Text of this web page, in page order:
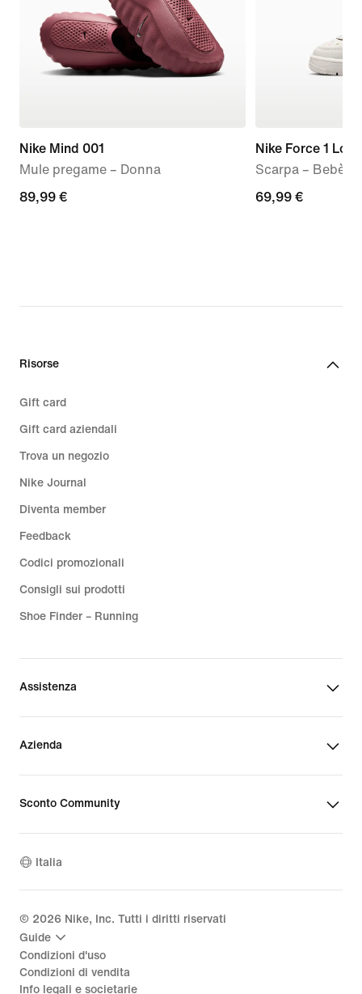
Nike Mind 001
Mule pregame – Donna
89,99
89,99 €
Nike Force 1 Low
Scarpa – Bebè e
69,99
69,99 €
Risorse
Gift card
Gift card aziendali
Trova un negozio
Nike Journal
Diventa member
Feedback
Codici promozionali
Consigli sui prodotti
Shoe Finder – Running
Assistenza
Azienda
Sconto Community
Italia
© 2026 Nike, Inc. Tutti i diritti riservati
Guide
Condizioni d'uso
Condizioni di vendita
Info legali e societarie